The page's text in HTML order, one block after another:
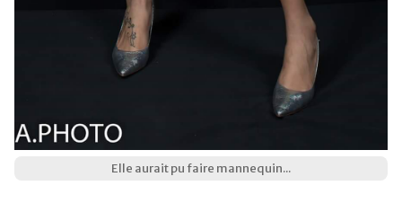
Elle aurait pu faire mannequin...